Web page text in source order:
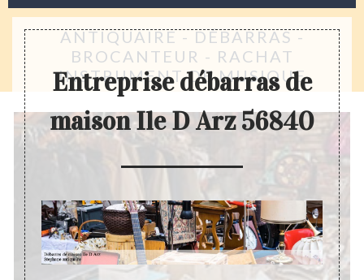
ANTIQUAIRE - DÉBARRAS -
BROCANTEUR - RACHAT
INSTRUMENT DE MUSIQUE
Entreprise débarras de
maison Ile D Arz 56840